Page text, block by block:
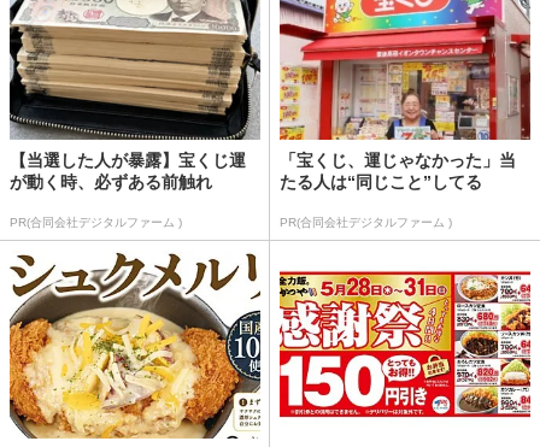
【当選した人が暴露】宝くじ運
が動く時、必ずある前触れ
PR(合同会社デジタルファーム )
「宝くじ、運じゃなかった」当
たる人は“同じこと”してる
PR(合同会社デジタルファーム )